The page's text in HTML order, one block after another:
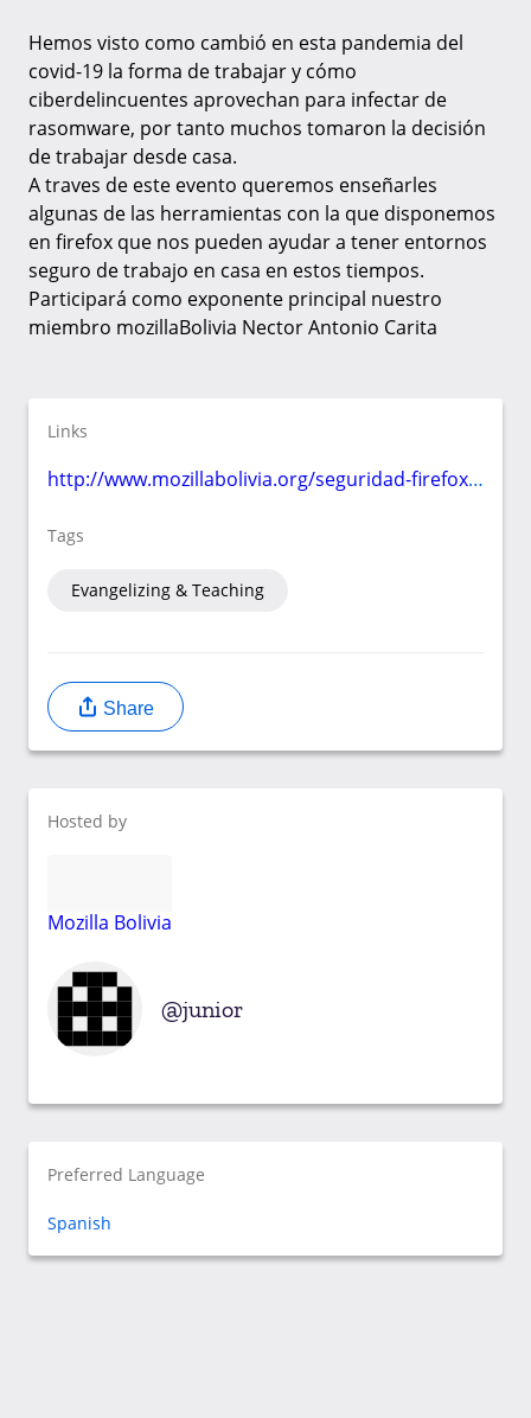
Hemos visto como cambió en esta pandemia del
covid-19 la forma de trabajar y cómo
ciberdelincuentes aprovechan para infectar de
rasomware, por tanto muchos tomaron la decisión
de trabajar desde casa.
A traves de este evento queremos enseñarles
algunas de las herramientas con la que disponemos
en firefox que nos pueden ayudar a tener entornos
seguro de trabajo en casa en estos tiempos.
Participará como exponente principal nuestro
miembro mozillaBolivia Nector Antonio Carita
Links
http://www.mozillabolivia.org/seguridad-firefox-en-teletrabajo/
Tags
Evangelizing & Teaching
Share
Hosted by
Mozilla Bolivia
junior
Preferred Language
Spanish